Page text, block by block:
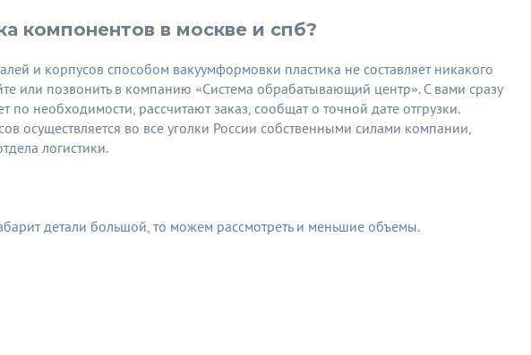
компонентов в москве и спб?
и корпусов способом вакуумформовки пластика не составляет никакого
или позвонить в компанию «Система обрабатывающий центр». С вами сразу
необходимости, рассчитают заказ, сообщат о точной дате отгрузки.
осуществляется во все уголки России собственными силами компании,
логистики.
детали большой, то можем рассмотреть и меньшие объемы.